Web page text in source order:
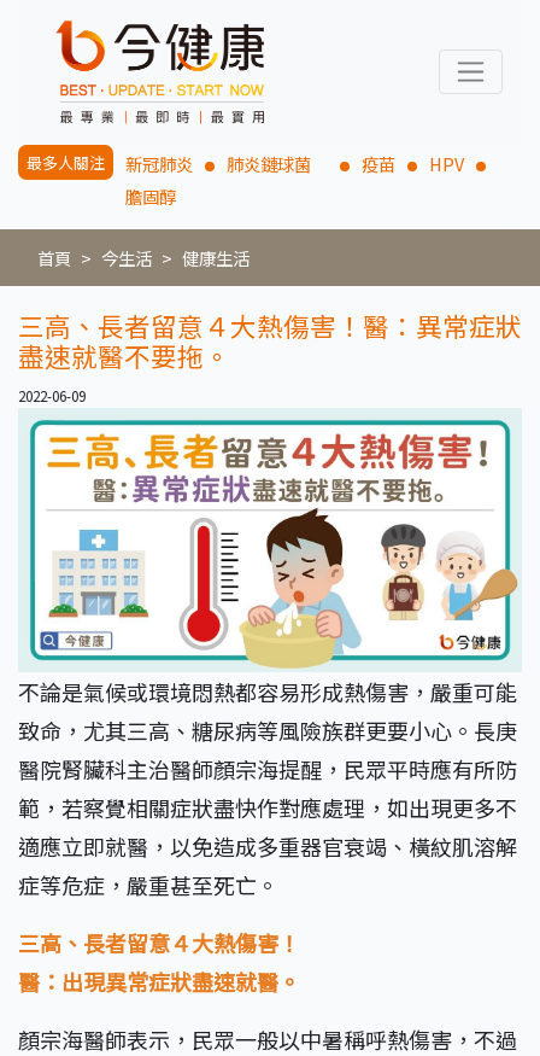
最多人關注 新冠肺炎 肺炎鏈球菌 疫苗
HPV
膽固醇
首頁 今生活 健康生活
三高、長者留意４大熱傷害！醫：異常症狀
盡速就醫不要拖。
2022-06-09
不論是氣候或環境悶熱都容易形成熱傷害，嚴重可能
致命，尤其三高、糖尿病等風險族群更要小心。長庚
醫院腎臟科主治醫師顏宗海提醒，民眾平時應有所防
範，若察覺相關症狀盡快作對應處理，如出現更多不
適應立即就醫，以免造成多重器官衰竭、橫紋肌溶解
症等危症，嚴重甚至死亡。
三高、長者留意４大熱傷害！
醫：出現異常症狀盡速就醫。
顏宗海醫師表示，民眾一般以中暑稱呼熱傷害，不過